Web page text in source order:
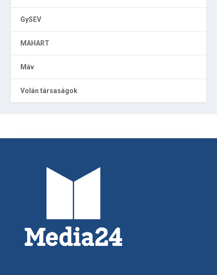
GySEV
MAHART
Máv
Volán társaságok